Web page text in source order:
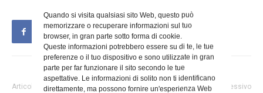
Quando si visita qualsiasi sito Web, questo può
memorizzare o recuperare informazioni sul tuo
browser, in gran parte sotto forma di cookie.
Queste informazioni potrebbero essere su di te, le tue
preferenze o il tuo dispositivo e sono utilizzate in gran
parte per far funzionare il sito secondo le tue
aspettative. Le informazioni di solito non ti identificano
direttamente, ma possono fornire un'esperienza Web
Articolo precedente Articolo successivo